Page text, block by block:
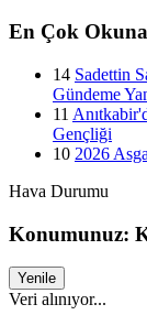
En Çok
14 Sadettin
Gündeme
11
Gençliği
10 2026
Hava Durumu
Konumunuz:
Yenile
Veri alınıyor...